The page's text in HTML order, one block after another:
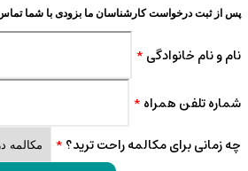
پس از ثبت درخواست کارشناسان ما بزودی با شما
نام و نام خانوادگی *
شماره تلفن همراه *
چه زمانی برای مکالمه راحت ترید؟ *